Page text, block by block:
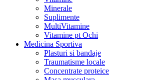
Minerale
Suplimente
MultiVitamine
Vitamine pt Ochi
Medicina Sportiva
Plasturi si bandaje
Traumatisme locale
Concentrate proteice